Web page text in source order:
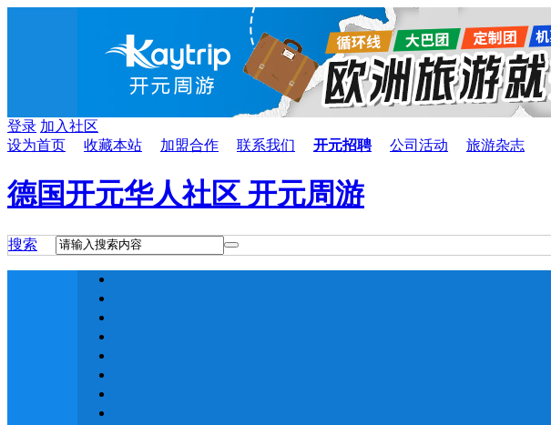
登录 加入社区
设为首页
收藏本站 加盟合作 联系我们 开元招聘 公司活动 旅游杂志
德国开元华人社区 开元周游
搜索